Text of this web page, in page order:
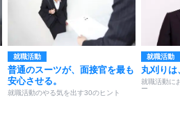
就職活動
普通のスーツが、面接官を最も
安心させる。
就職活動のやる気を出す30のヒント
就職活動
丸刈り
就職活動に
ー